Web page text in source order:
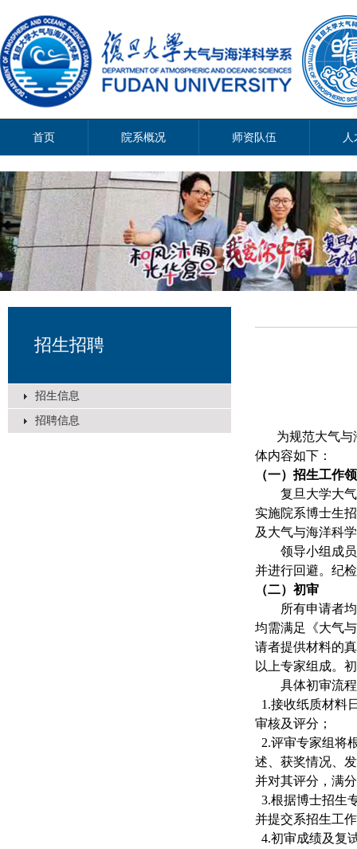
首页 院系概况 师资队伍 人
招生招聘
招生信息
招聘信息
为规范大气
体内容如下：
（一）招生工作
复旦大学大
实施院系博士生
及大气与海洋科
领导小组成
并进行回避。纪
（二）初审
所有申请者
均需满足《大气
请者提供材料的
以上专家组成。
具体初审流
1.接收纸质材料
审核及评分；
2.评审专家组将
述、获奖情况、
并对其评分，满
3.根据博士招生
并提交系招生工
4.初审成绩及复